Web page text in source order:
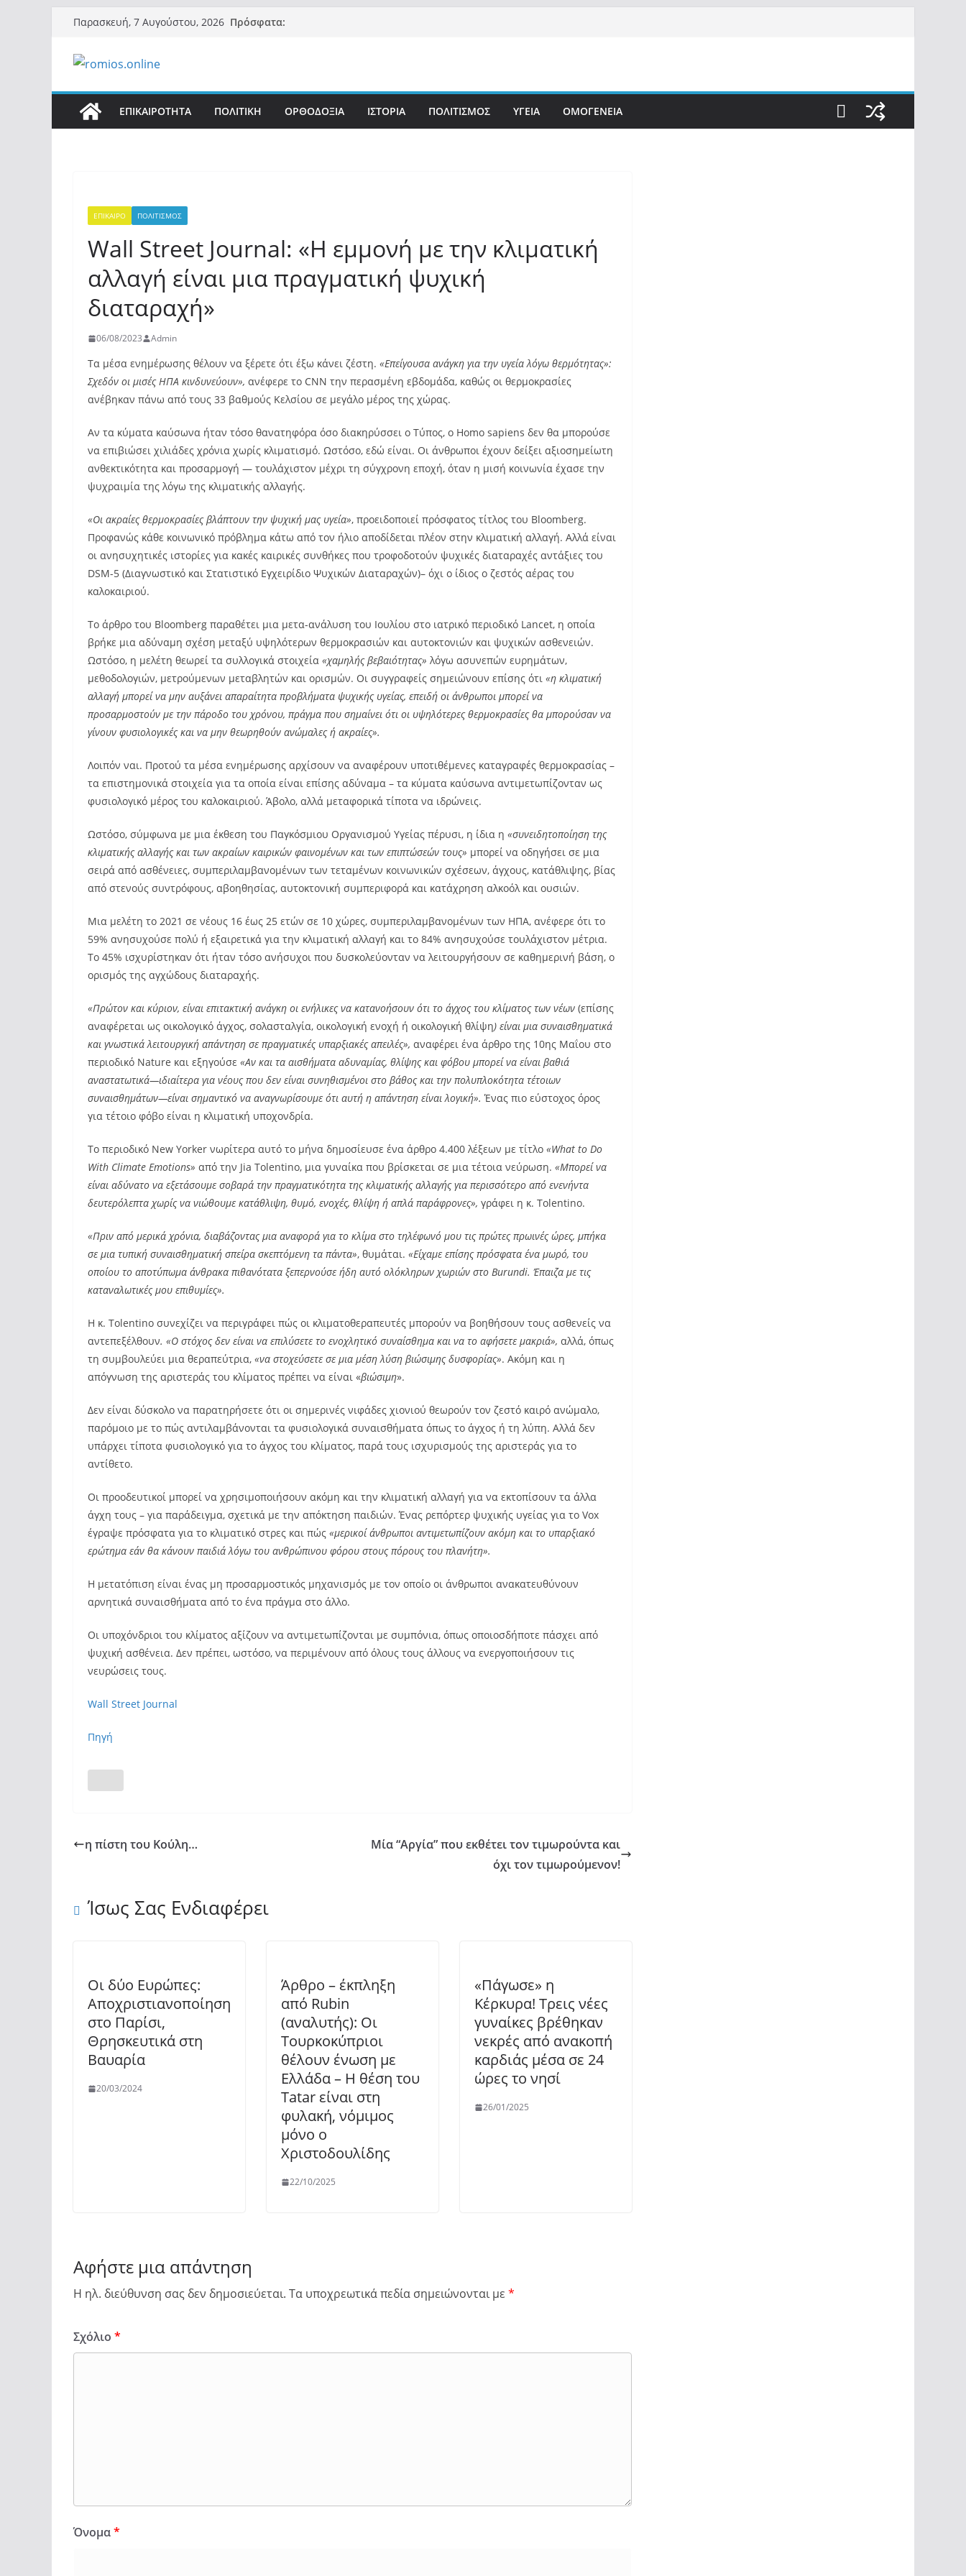
Μετάβαση
περιεχόμενο
Παρασκευή, 7 Αυγούστου, 2026 Πρόσφατα:
ΕΠΙΚΑΙΡΟΤΗΤΑ ΠΟΛΙΤΙΚΗ ΟΡΘΟΔΟΞΙΑ ΙΣΤΟΡΙΑ ΠΟΛΙΤΙΣΜΟΣ ΥΓΕΙΑ ΟΜΟΓΕΝΕΙΑ
ΕΠΙΚΑΙΡΟ ΠΟΛΙΤΙΣΜΟΣ
Wall Street Journal: «Η εμμονή με την κλιματική
αλλαγή είναι μια πραγματική ψυχική
διαταραχή»
06/08/2023 Admin
Τα μέσα ενημέρωσης θέλουν να ξέρετε ότι έξω κάνει ζέστη. «Επείγουσα ανάγκη για την υγεία λόγω θερμότητας»:
Σχεδόν οι μισές ΗΠΑ κινδυνεύουν», ανέφερε το CNN την περασμένη εβδομάδα, καθώς οι θερμοκρασίες
ανέβηκαν πάνω από τους 33 βαθμούς Κελσίου σε μεγάλο μέρος της χώρας.
Αν τα κύματα καύσωνα ήταν τόσο θανατηφόρα όσο διακηρύσσει ο Τύπος, ο Homo sapiens δεν θα μπορούσε
να επιβιώσει χιλιάδες χρόνια χωρίς κλιματισμό. Ωστόσο, εδώ είναι. Οι άνθρωποι έχουν δείξει αξιοσημείωτη
ανθεκτικότητα και προσαρμογή — τουλάχιστον μέχρι τη σύγχρονη εποχή, όταν η μισή κοινωνία έχασε την
ψυχραιμία της λόγω της κλιματικής αλλαγής.
«Οι ακραίες θερμοκρασίες βλάπτουν την ψυχική μας υγεία», προειδοποιεί πρόσφατος τίτλος του Bloomberg.
Προφανώς κάθε κοινωνικό πρόβλημα κάτω από τον ήλιο αποδίδεται πλέον στην κλιματική αλλαγή. Αλλά είναι
οι ανησυχητικές ιστορίες για κακές καιρικές συνθήκες που τροφοδοτούν ψυχικές διαταραχές αντάξιες του
DSM-5 (Διαγνωστικό και Στατιστικό Εγχειρίδιο Ψυχικών Διαταραχών)– όχι ο ίδιος ο ζεστός αέρας του
καλοκαιριού.
Το άρθρο του Bloomberg παραθέτει μια μετα-ανάλυση του Ιουλίου στο ιατρικό περιοδικό Lancet, η οποία
βρήκε μια αδύναμη σχέση μεταξύ υψηλότερων θερμοκρασιών και αυτοκτονιών και ψυχικών ασθενειών.
Ωστόσο, η μελέτη θεωρεί τα συλλογικά στοιχεία «χαμηλής βεβαιότητας» λόγω ασυνεπών ευρημάτων,
μεθοδολογιών, μετρούμενων μεταβλητών και ορισμών. Οι συγγραφείς σημειώνουν επίσης ότι «η κλιματική
αλλαγή μπορεί να μην αυξάνει απαραίτητα προβλήματα ψυχικής υγείας, επειδή οι άνθρωποι μπορεί να
προσαρμοστούν με την πάροδο του χρόνου, πράγμα που σημαίνει ότι οι υψηλότερες θερμοκρασίες θα μπορούσαν να
γίνουν φυσιολογικές και να μην θεωρηθούν ανώμαλες ή ακραίες».
Λοιπόν ναι. Προτού τα μέσα ενημέρωσης αρχίσουν να αναφέρουν υποτιθέμενες καταγραφές θερμοκρασίας –
τα επιστημονικά στοιχεία για τα οποία είναι επίσης αδύναμα – τα κύματα καύσωνα αντιμετωπίζονταν ως
φυσιολογικό μέρος του καλοκαιριού. Άβολο, αλλά μεταφορικά τίποτα να ιδρώνεις.
Ωστόσο, σύμφωνα με μια έκθεση του Παγκόσμιου Οργανισμού Υγείας πέρυσι, η ίδια η «συνειδητοποίηση της
κλιματικής αλλαγής και των ακραίων καιρικών φαινομένων και των επιπτώσεών τους» μπορεί να οδηγήσει σε μια
σειρά από ασθένειες, συμπεριλαμβανομένων των τεταμένων κοινωνικών σχέσεων, άγχους, κατάθλιψης, βίας
από στενούς συντρόφους, αβοηθησίας, αυτοκτονική συμπεριφορά και κατάχρηση αλκοόλ και ουσιών.
Μια μελέτη το 2021 σε νέους 16 έως 25 ετών σε 10 χώρες, συμπεριλαμβανομένων των ΗΠΑ, ανέφερε ότι το
59% ανησυχούσε πολύ ή εξαιρετικά για την κλιματική αλλαγή και το 84% ανησυχούσε τουλάχιστον μέτρια.
Το 45% ισχυρίστηκαν ότι ήταν τόσο ανήσυχοι που δυσκολεύονταν να λειτουργήσουν σε καθημερινή βάση, ο
ορισμός της αγχώδους διαταραχής.
«Πρώτον και κύριον, είναι επιτακτική ανάγκη οι ενήλικες να κατανοήσουν ότι το άγχος του κλίματος των νέων (επίσης
αναφέρεται ως οικολογικό άγχος, σολασταλγία, οικολογική ενοχή ή οικολογική θλίψη) είναι μια συναισθηματικά
και γνωστικά λειτουργική απάντηση σε πραγματικές υπαρξιακές απειλές», αναφέρει ένα άρθρο της 10ης Μαΐου στο
περιοδικό Nature και εξηγούσε «Αν και τα αισθήματα αδυναμίας, θλίψης και φόβου μπορεί να είναι βαθιά
αναστατωτικά—ιδιαίτερα για νέους που δεν είναι συνηθισμένοι στο βάθος και την πολυπλοκότητα τέτοιων
συναισθημάτων—είναι σημαντικό να αναγνωρίσουμε ότι αυτή η απάντηση είναι λογική». Ένας πιο εύστοχος όρος
για τέτοιο φόβο είναι η κλιματική υποχονδρία.
Το περιοδικό New Yorker νωρίτερα αυτό το μήνα δημοσίευσε ένα άρθρο 4.400 λέξεων με τίτλο «What to Do
With Climate Emotions» από την Jia Tolentino, μια γυναίκα που βρίσκεται σε μια τέτοια νεύρωση. «Μπορεί να
είναι αδύνατο να εξετάσουμε σοβαρά την πραγματικότητα της κλιματικής αλλαγής για περισσότερο από ενενήντα
δευτερόλεπτα χωρίς να νιώθουμε κατάθλιψη, θυμό, ενοχές, θλίψη ή απλά παράφρονες», γράφει η κ. Tolentino.
«Πριν από μερικά χρόνια, διαβάζοντας μια αναφορά για το κλίμα στο τηλέφωνό μου τις πρώτες πρωινές ώρες, μπήκα
σε μια τυπική συναισθηματική σπείρα σκεπτόμενη τα πάντα», θυμάται. «Είχαμε επίσης πρόσφατα ένα μωρό, του
οποίου το αποτύπωμα άνθρακα πιθανότατα ξεπερνούσε ήδη αυτό ολόκληρων χωριών στο Burundi. Έπαιζα με τις
καταναλωτικές μου επιθυμίες».
Η κ. Tolentino συνεχίζει να περιγράφει πώς οι κλιματοθεραπευτές μπορούν να βοηθήσουν τους ασθενείς να
αντεπεξέλθουν. «Ο στόχος δεν είναι να επιλύσετε το ενοχλητικό συναίσθημα και να το αφήσετε μακριά», αλλά, όπως
τη συμβουλεύει μια θεραπεύτρια, «να στοχεύσετε σε μια μέση λύση βιώσιμης δυσφορίας». Ακόμη και η
απόγνωση της αριστεράς του κλίματος πρέπει να είναι «βιώσιμη».
Δεν είναι δύσκολο να παρατηρήσετε ότι οι σημερινές νιφάδες χιονιού θεωρούν τον ζεστό καιρό ανώμαλο,
παρόμοιο με το πώς αντιλαμβάνονται τα φυσιολογικά συναισθήματα όπως το άγχος ή τη λύπη. Αλλά δεν
υπάρχει τίποτα φυσιολογικό για το άγχος του κλίματος, παρά τους ισχυρισμούς της αριστεράς για το
αντίθετο.
Οι προοδευτικοί μπορεί να χρησιμοποιήσουν ακόμη και την κλιματική αλλαγή για να εκτοπίσουν τα άλλα
άγχη τους – για παράδειγμα, σχετικά με την απόκτηση παιδιών. Ένας ρεπόρτερ ψυχικής υγείας για το Vox
έγραψε πρόσφατα για το κλιματικό στρες και πώς «μερικοί άνθρωποι αντιμετωπίζουν ακόμη και το υπαρξιακό
ερώτημα εάν θα κάνουν παιδιά λόγω του ανθρώπινου φόρου στους πόρους του πλανήτη».
Η μετατόπιση είναι ένας μη προσαρμοστικός μηχανισμός με τον οποίο οι άνθρωποι ανακατευθύνουν
αρνητικά συναισθήματα από το ένα πράγμα στο άλλο.
Οι υποχόνδριοι του κλίματος αξίζουν να αντιμετωπίζονται με συμπόνια, όπως οποιοσδήποτε πάσχει από
ψυχική ασθένεια. Δεν πρέπει, ωστόσο, να περιμένουν από όλους τους άλλους να ενεργοποιήσουν τις
νευρώσεις τους.
Wall Street Journal
Πηγή
η πίστη του Κούλη…
Μία “Αργία” που εκθέτει τον τιμωρούντα και
όχι τον τιμωρούμενον!
Ίσως Σας Ενδιαφέρει
Οι δύο Ευρώπες:
Αποχριστιανοποίηση
στο Παρίσι,
Θρησκευτικά στη
Βαυαρία
20/03/2024
Άρθρο – έκπληξη
από Rubin
(αναλυτής): Οι
Τουρκοκύπριοι
θέλουν ένωση με
Ελλάδα – Η θέση του
Tatar είναι στη
φυλακή, νόμιμος
μόνο ο
Χριστοδουλίδης
22/10/2025
«Πάγωσε» η
Κέρκυρα! Τρεις νέες
γυναίκες βρέθηκαν
νεκρές από ανακοπή
καρδιάς μέσα σε 24
ώρες το νησί
26/01/2025
Αφήστε μια απάντηση
Η ηλ. διεύθυνση σας δεν δημοσιεύεται. Τα υποχρεωτικά πεδία σημειώνονται με *
Σχόλιο *
Όνομα*